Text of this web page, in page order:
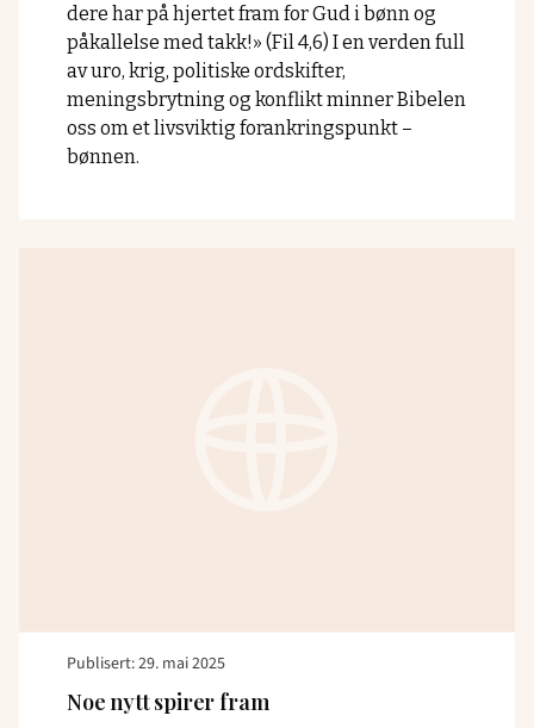
dere har på hjertet fram for Gud i bønn og
påkallelse med takk!» (Fil 4,6) I en verden full
av uro, krig, politiske ordskifter,
meningsbrytning og konflikt minner Bibelen
oss om et livsviktig forankringspunkt –
bønnen.
Publisert: 29. mai 2025
Noe nytt spirer fram